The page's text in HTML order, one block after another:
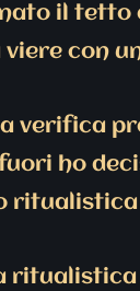
il tetto
viere con
verifica
ho
ritualistica